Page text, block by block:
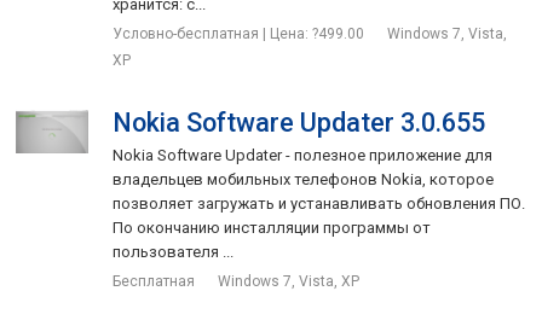
хранится: с...
Условно-бесплатная | Цена: ?499.00
Windows 7, Vista,
XP
Nokia Software Updater 3.0.655
Nokia Software Updater - полезное приложение для
владельцев мобильных телефонов Nokia, которое
позволяет загружать и устанавливать обновления ПО.
По окончанию инсталляции программы от
пользователя ...
Бесплатная Windows 7, Vista, XP